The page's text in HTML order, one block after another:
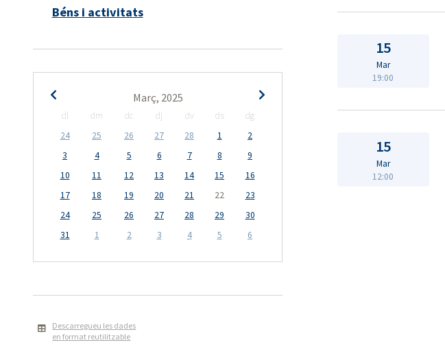
Béns i activitats
Març, 2025
dl dm dc dj dv ds
dg
24
25 26 27 28 1
2
3
4 5 6 7 8
9
10
11 12 13 14 15
16
17
18 19 20 21 22
23
24
25 26 27 28 29
30
31
1 2 3 4 5 6
Descarregueu les dades
en format reutilitzable
15
Mar
19:00
15
Mar
12:00